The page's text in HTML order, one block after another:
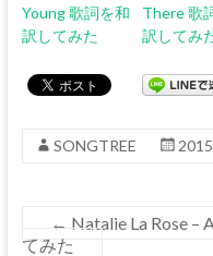
Young 歌詞を和
訳してみた
There 歌
訳してみ
SONGTREE
← Natalie La Rose –
てみた